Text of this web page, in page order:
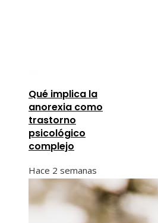
Qué implica la
anorexia como
trastorno
psicológico
complejo
Hace 2 semanas